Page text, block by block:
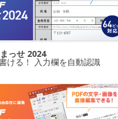
っせ 2024
ける！ 入力欄を自動認識